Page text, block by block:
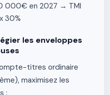
000€ en 2027 → TMI
30%
les enveloppes
titres ordinaire
maximisez les
: